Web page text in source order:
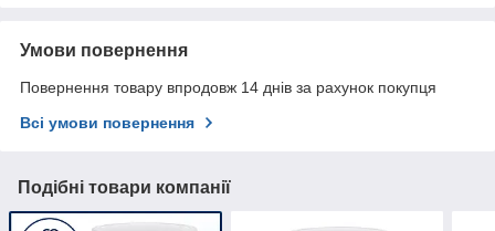
Умови повернення
Повернення товару впродовж 14 днів за рахунок покупця
Всі умови повернення
Подібні товари компанії